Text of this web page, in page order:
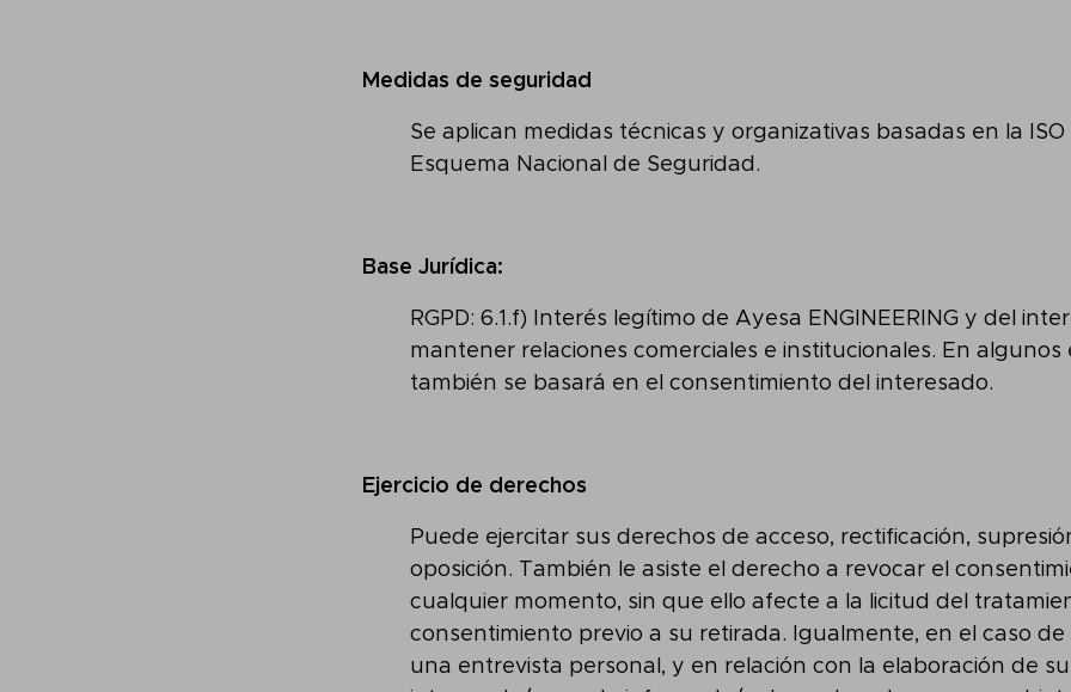
Medidas de seguridad
Se aplican medidas técnicas y organizativas basadas en la ISO
Esquema Nacional de Seguridad.
Base Jurídica:
RGPD: 6.1.f) Interés legítimo de Ayesa ENGINEERING y del
mantener relaciones comerciales e institucionales. En algunos
también se basará en el consentimiento del interesado.
Ejercicio de derechos
Puede ejercitar sus derechos de acceso, rectificación,
oposición. También le asiste el derecho a revocar el
cualquier momento, sin que ello afecte a la licitud del
consentimiento previo a su retirada. Igualmente, en el caso de
una entrevista personal, y en relación con la elaboración de su